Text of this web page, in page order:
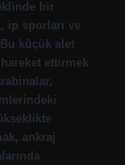
bir
ip sporları ve
küçük alet
ettirmek
ankraj